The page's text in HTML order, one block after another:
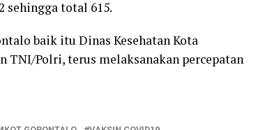
sehingga total 615.
baik itu Dinas Kesehatan Kota
TNI/Polri, terus melaksanakan percepatan